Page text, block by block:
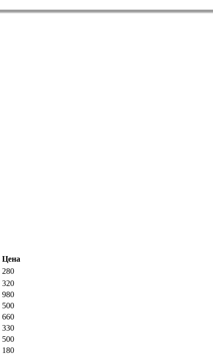
Цена
280
320
980
500
660
330
500
180